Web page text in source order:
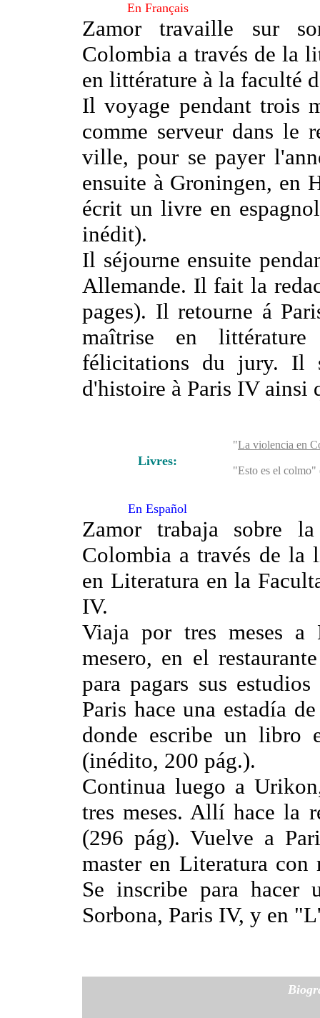
En Français
Zamor travaille sur
Colombia a través de la
en littérature à la faculté
Il voyage pendant trois
comme serveur dans le
ville, pour se payer
ensuite à Groningen, en
écrit un livre en
inédit).
Il séjourne ensuite
Allemande. Il fait la
pages). Il retourne á
maîtrise en
félicitations du jury. Il
d'histoire à Paris IV ainsi
Livres:
"La violencia en
"Esto es el colmo"
En Español
Zamor trabaja sobre
Colombia a través de la
en Literatura en la
IV.
Viaja por tres meses a
mesero, en el
para pagars sus
Paris hace una estadía
donde escribe un libro
(inédito, 200 pág.).
Continua luego a
tres meses. Allí hace la
(296 pág). Vuelve a
master en Literatura
Se inscribe para hacer
Sorbona, Paris IV, y en